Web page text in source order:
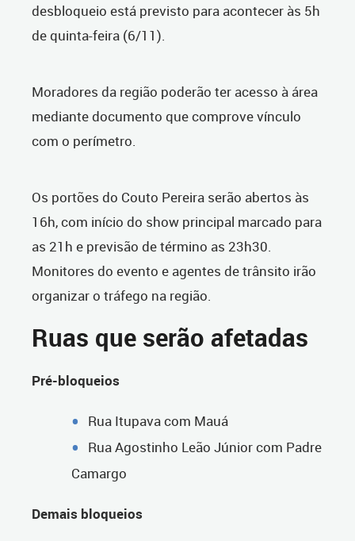
desbloqueio está previsto para acontecer às 5h
de quinta-feira (6/11).
Moradores da região poderão ter acesso à área
mediante documento que comprove vínculo
com o perímetro.
Os portões do Couto Pereira serão abertos às
16h, com início do show principal marcado para
as 21h e previsão de término as 23h30.
Monitores do evento e agentes de trânsito irão
organizar o tráfego na região.
Ruas que serão afetadas
Pré-bloqueios
Rua Itupava com Mauá
Rua Agostinho Leão Júnior com Padre
Camargo
Demais bloqueios